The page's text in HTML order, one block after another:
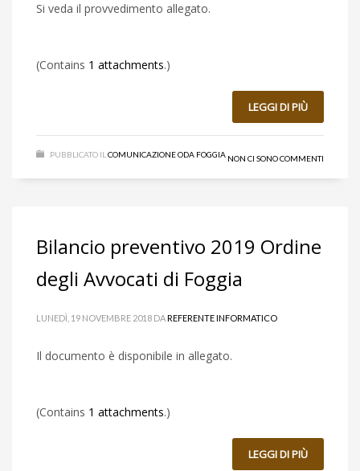
Si veda il provvedimento allegato.
(Contains 1 attachments.)
LEGGI DI PIÙ
PUBBLICATO IL COMUNICAZIONE ODA FOGGIA NON CI SONO COMMENTI
Bilancio preventivo 2019 Ordine
degli Avvocati di Foggia
LUNEDÌ, 19 NOVEMBRE 2018 DAREFERENTE INFORMATICO
Il documento è disponibile in allegato.
(Contains 1 attachments.)
LEGGI DI PIÙ